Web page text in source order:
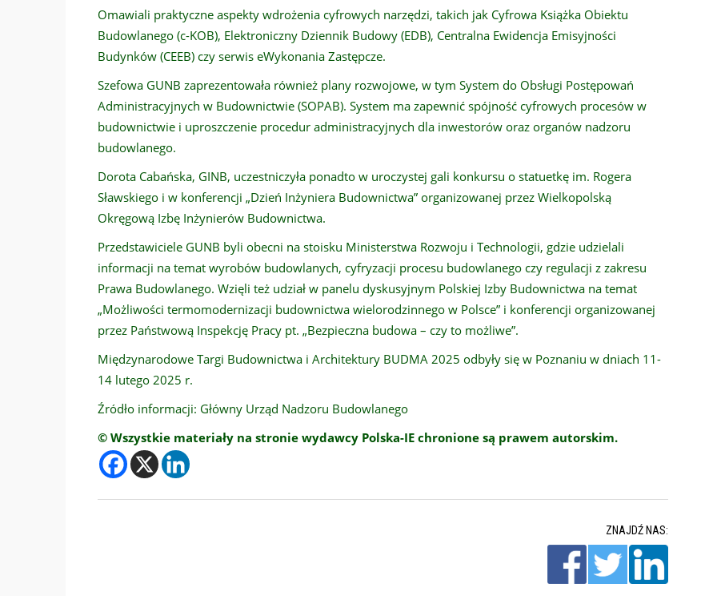
Omawiali praktyczne aspekty wdrożenia cyfrowych narzędzi, takich jak Cyfrowa Książka Obiektu
Budowlanego (c-KOB), Elektroniczny Dziennik Budowy (EDB), Centralna Ewidencja Emisyjności
Budynków (CEEB) czy serwis eWykonania Zastępcze.
Szefowa GUNB zaprezentowała również plany rozwojowe, w tym System do Obsługi Postępowań
Administracyjnych w Budownictwie (SOPAB). System ma zapewnić spójność cyfrowych procesów w
budownictwie i uproszczenie procedur administracyjnych dla inwestorów oraz organów nadzoru
budowlanego.
Dorota Cabańska, GINB, uczestniczyła ponadto w uroczystej gali konkursu o statuetkę im. Rogera
Sławskiego i w konferencji „Dzień Inżyniera Budownictwa” organizowanej przez Wielkopolską
Okręgową Izbę Inżynierów Budownictwa.
Przedstawiciele GUNB byli obecni na stoisku Ministerstwa Rozwoju i Technologii, gdzie udzielali
informacji na temat wyrobów budowlanych, cyfryzacji procesu budowlanego czy regulacji z zakresu
Prawa Budowlanego. Wzięli też udział w panelu dyskusyjnym Polskiej Izby Budownictwa na temat
„Możliwości termomodernizacji budownictwa wielorodzinnego w Polsce” i konferencji organizowanej
przez Państwową Inspekcję Pracy pt. „Bezpieczna budowa – czy to możliwe”.
Międzynarodowe Targi Budownictwa i Architektury BUDMA 2025 odbyły się w Poznaniu w dniach 11-
14 lutego 2025 r.
Źródło informacji: Główny Urząd Nadzoru Budowlanego
© Wszystkie materiały na stronie wydawcy Polska-IE chronione są prawem autorskim.
ZNAJDŹ NAS: